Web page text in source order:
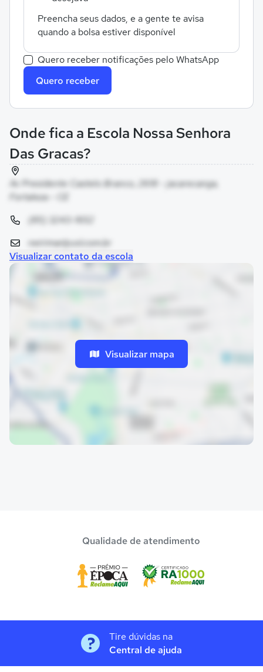
Preencha seus dados, e a gente te avisa
quando a bolsa estiver disponível
Quero receber notificações pelo WhatsApp
Quero receber
Onde fica a Escola Nossa Senhora
Das Gracas?
Av Presidente Castelo Branco, 2618 - jacarecanga,
Fortaleza - CE
(85) 3243-1652
neirimar@uol.com.br
Visualizar contato da escola
Visualizar mapa
Qualidade de atendimento
Tire dúvidas na
Central de ajuda